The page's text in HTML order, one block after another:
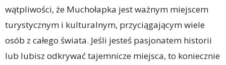
wątpliwości, że Muchołapka jest ważnym miejscem
turystycznym i kulturalnym, przyciągającym wiele
osób z całego świata. Jeśli jesteś pasjonatem historii
lub lubisz odkrywać tajemnicze miejsca, to koniecznie